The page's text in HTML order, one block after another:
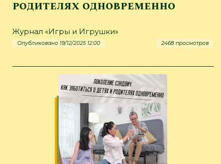
родителях одновременно
Журнал «Игры и Игрушки»
Опубликовано 19/12/2025 12:00 2468 просмотров